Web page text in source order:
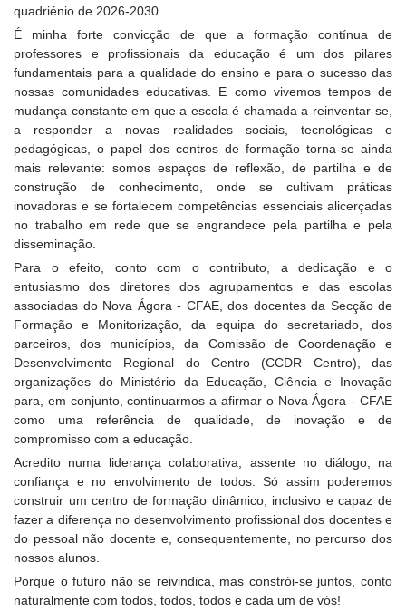
quadriénio de 2026-2030.
É minha forte convicção de que a formação contínua de
professores e profissionais da educação é um dos pilares
fundamentais para a qualidade do ensino e para o sucesso das
nossas comunidades educativas. E como vivemos tempos de
mudança constante em que a escola é chamada a reinventar-se,
a responder a novas realidades sociais, tecnológicas e
pedagógicas, o papel dos centros de formação torna-se ainda
mais relevante: somos espaços de reflexão, de partilha e de
construção de conhecimento, onde se cultivam práticas
inovadoras e se fortalecem competências essenciais alicerçadas
no trabalho em rede que se engrandece pela partilha e pela
disseminação.
Para o efeito, conto com o contributo, a dedicação e o
entusiasmo dos diretores dos agrupamentos e das escolas
associadas do Nova Ágora - CFAE, dos docentes da Secção de
Formação e Monitorização, da equipa do secretariado, dos
parceiros, dos municípios, da Comissão de Coordenação e
Desenvolvimento Regional do Centro (CCDR Centro), das
organizações do Ministério da Educação, Ciência e Inovação
para, em conjunto, continuarmos a afirmar o Nova Ágora - CFAE
como uma referência de qualidade, de inovação e de
compromisso com a educação.
Acredito numa liderança colaborativa, assente no diálogo, na
confiança e no envolvimento de todos. Só assim poderemos
construir um centro de formação dinâmico, inclusivo e capaz de
fazer a diferença no desenvolvimento profissional dos docentes e
do pessoal não docente e, consequentemente, no percurso dos
nossos alunos.
Porque o futuro não se reivindica, mas constrói-se juntos, conto
naturalmente com todos, todos, todos e cada um de vós!